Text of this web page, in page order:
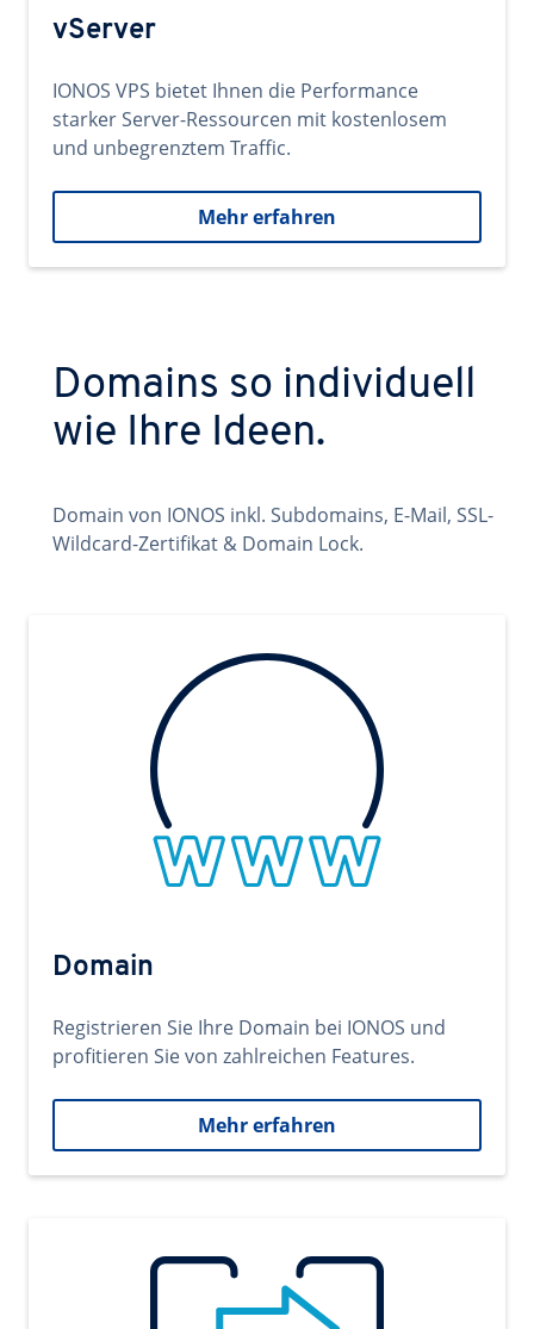
vServer
IONOS VPS bietet Ihnen die Performance
starker Server-Ressourcen mit kostenlosem
und unbegrenztem Traffic.
Mehr erfahren
Domains so individuell
wie Ihre Ideen.
Domain von IONOS inkl. Subdomains, E-Mail, SSL-
Wildcard-Zertifikat & Domain Lock.
Domain
Registrieren Sie Ihre Domain bei IONOS und
profitieren Sie von zahlreichen Features.
Mehr erfahren